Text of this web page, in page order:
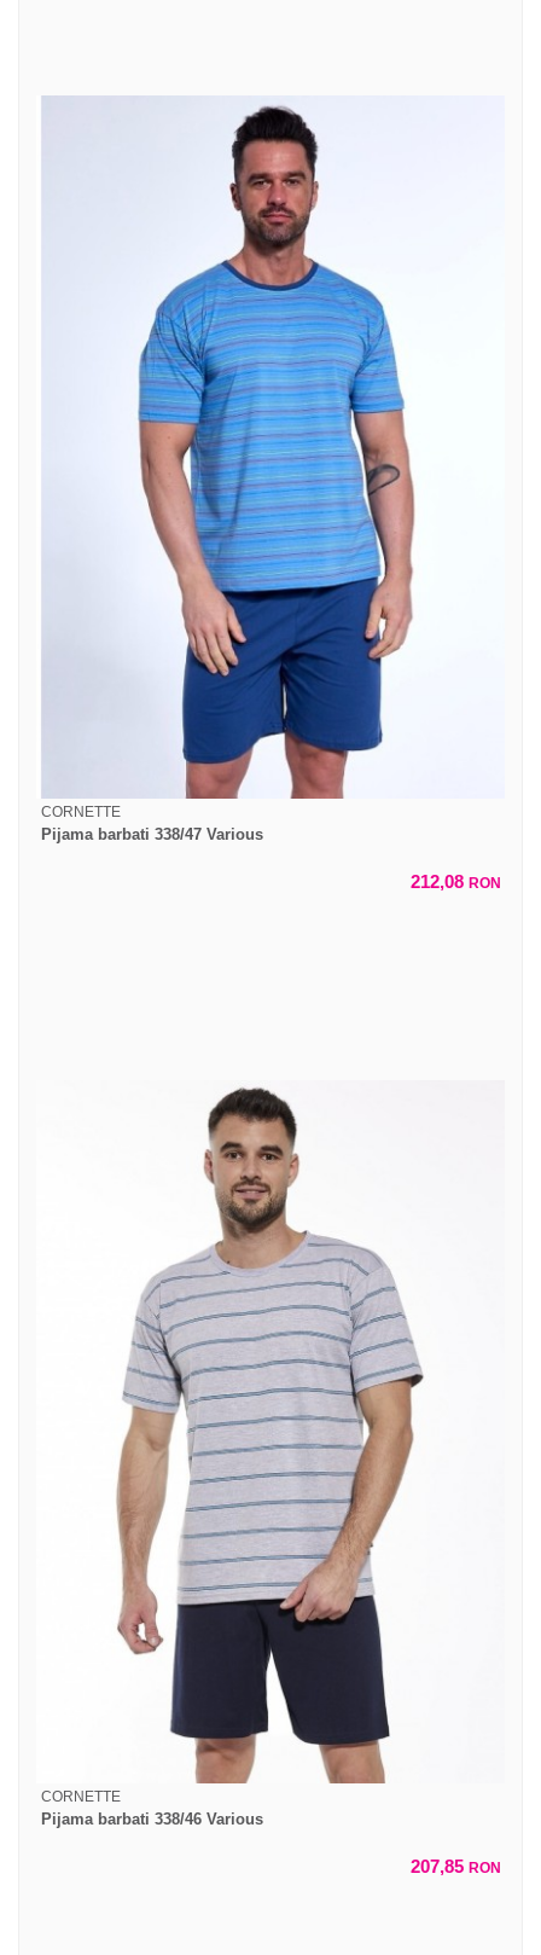
CORNETTE
Pijama barbati 338/47 Various
212,08 RON
CORNETTE
Pijama barbati 338/46 Various
207,85 RON